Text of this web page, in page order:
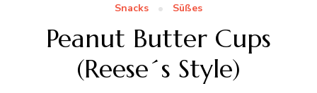
Snacks
Süßes
Peanut Butter Cups
(Reese´s Style)